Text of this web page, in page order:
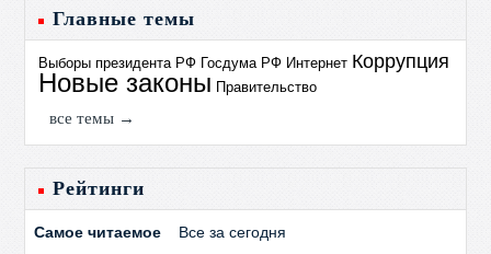
Главные темы
Выборы президента РФ Госдума РФ Интернет Коррупция
Новые законы Правительство
все темы →
Рейтинги
Самое читаемое Все за сегодня